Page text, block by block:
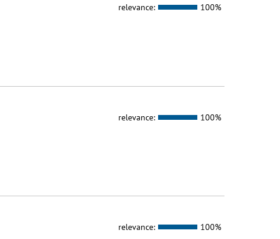
relevance: 100%
relevance: 100%
relevance: 100%